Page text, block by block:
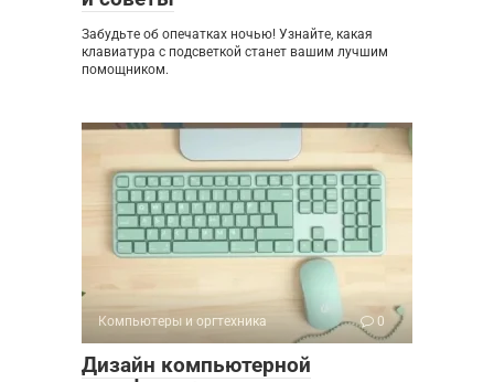
Забудьте об опечатках ночью! Узнайте, какая
клавиатура с подсветкой станет вашим лучшим
помощником.
Компьютеры и оргтехника 0
Дизайн компьютерной